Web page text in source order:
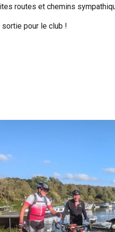
routes et chemins
sortie pour le club !